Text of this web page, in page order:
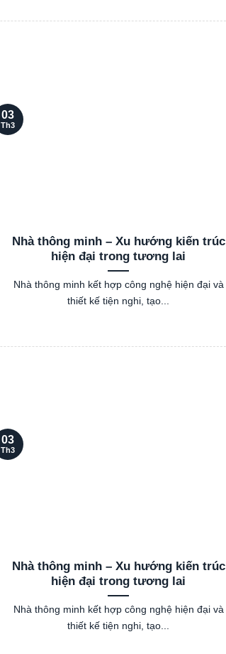
Nhà thông minh – Xu hướng kiến trúc
hiện đại trong tương lai
Nhà thông minh kết hợp công nghệ hiện đại và
thiết kế tiện nghi, tạo...
03
Th3
Nhà thông minh – Xu hướng kiến trúc
hiện đại trong tương lai
Nhà thông minh kết hợp công nghệ hiện đại và
thiết kế tiện nghi, tạo...
03
Th3